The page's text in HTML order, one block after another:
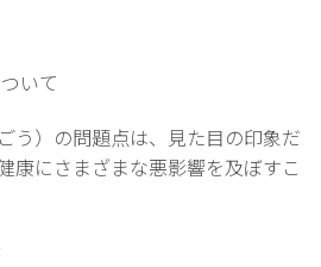
いて
う）の問題点は、見た目の印象だ
康にさまざまな悪影響を及ぼすこ